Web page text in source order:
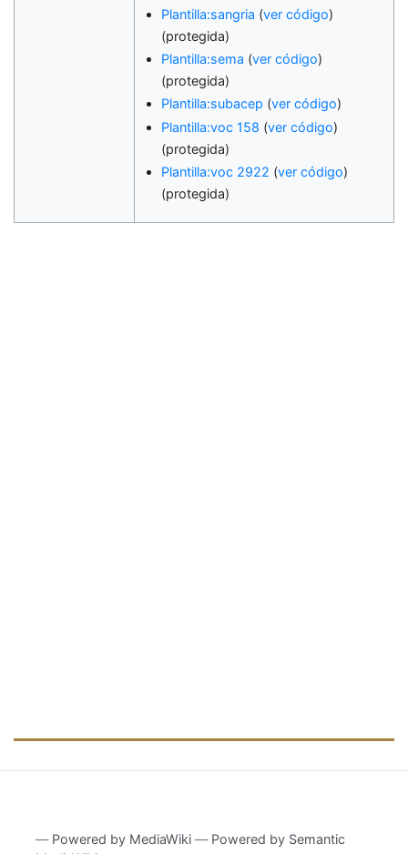
Plantilla:sangria (ver código)
(protegida)
Plantilla:sema (ver código)
(protegida)
Plantilla:subacep (ver código)
Plantilla:voc 158 (ver código)
(protegida)
Plantilla:voc 2922 (ver código)
(protegida)
― Powered by MediaWiki ― Powered by Semantic